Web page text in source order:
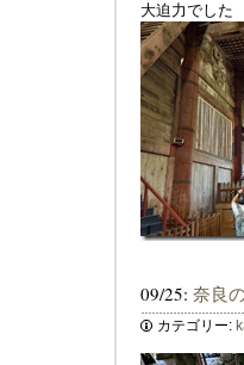
大迫力でした
09/25: 奈良
カテゴリー: